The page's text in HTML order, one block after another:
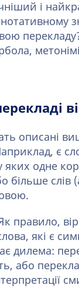
і
описані
є
одне
більше
правило,
які є
дилема:
або